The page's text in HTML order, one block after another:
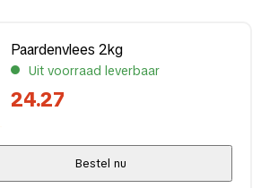
Paardenvlees 2kg
Uit voorraad leverbaar
24.27
Bestel nu